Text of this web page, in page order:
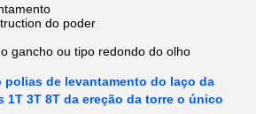
do poder
gancho ou tipo redondo do olho
polias de levantamento do laço da
1T 3T 8T da ereção da torre o único